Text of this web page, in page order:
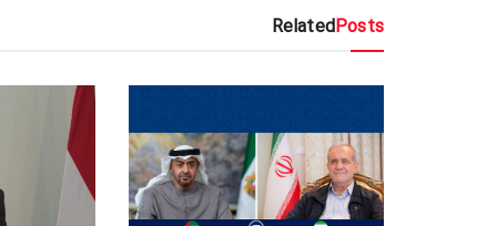
RelatedPosts